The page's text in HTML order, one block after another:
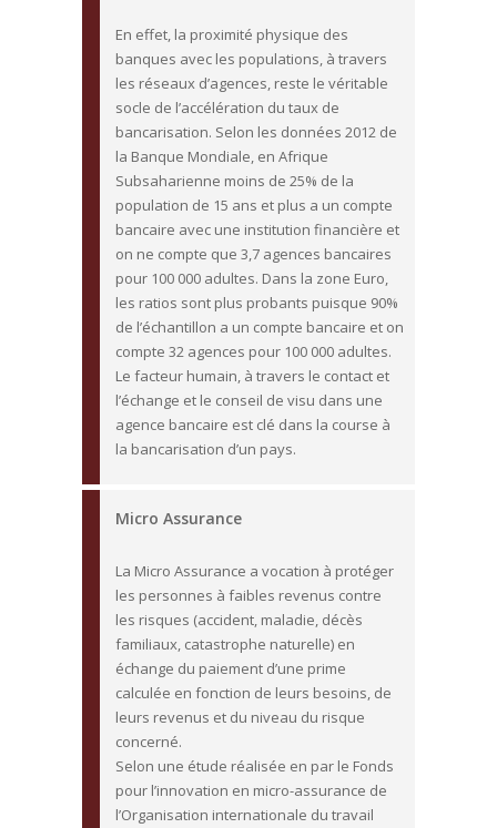
En effet, la proximité physique des
banques avec les populations, à travers
les réseaux d’agences, reste le véritable
socle de l’accélération du taux de
bancarisation. Selon les données 2012 de
la Banque Mondiale, en Afrique
Subsaharienne moins de 25% de la
population de 15 ans et plus a un compte
bancaire avec une institution financière et
on ne compte que 3,7 agences bancaires
pour 100 000 adultes. Dans la zone Euro,
les ratios sont plus probants puisque 90%
de l’échantillon a un compte bancaire et on
compte 32 agences pour 100 000 adultes.
Le facteur humain, à travers le contact et
l’échange et le conseil de visu dans une
agence bancaire est clé dans la course à
la bancarisation d’un pays.
Micro Assurance
La Micro Assurance a vocation à protéger
les personnes à faibles revenus contre
les risques (accident, maladie, décès
familiaux, catastrophe naturelle) en
échange du paiement d’une prime
calculée en fonction de leurs besoins, de
leurs revenus et du niveau du risque
concerné.
Selon une étude réalisée en par le Fonds
pour l’innovation en micro-assurance de
l’Organisation internationale du travail